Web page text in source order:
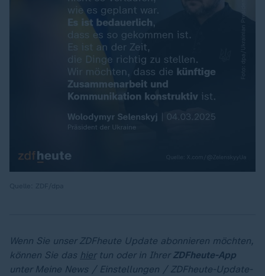
Wenn Sie unser ZDFheute Update abonnieren möchten,
können Sie das hiertun oder in Ihrer ZDFheute-App
unter Meine News / Einstellungen / ZDFheute-Update-